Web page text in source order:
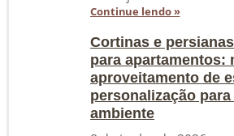
Continue lendo »
Cortinas e
para apartamentos:
aproveitamento de
personalização para
ambiente